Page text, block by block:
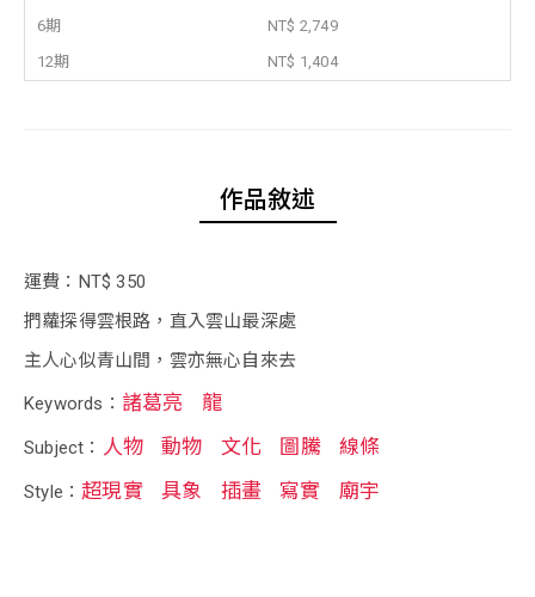
6期
NT$ 2,749
12期
NT$ 1,404
作品敘述
運費：NT$ 350
捫蘿探得雲根路，直入雲山最深處
主人心似青山間，雲亦無心自來去
Keywords： 諸葛亮 龍
Subject： 人物 動物 文化 圖騰 線條
Style：超現實 具象 插畫 寫實 廟宇